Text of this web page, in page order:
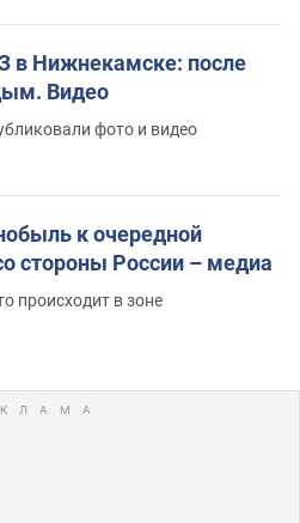
в Нижнекамске: после
Видео
фото и видео
к очередной
стороны России – медиа
происходит в зоне